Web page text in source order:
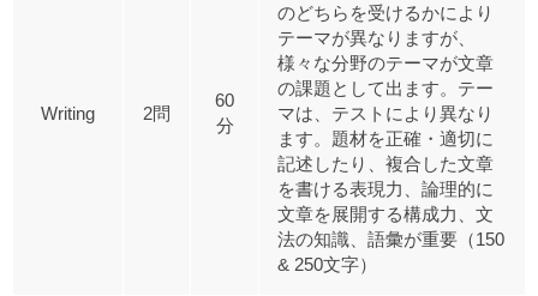
Writing 2問
60
分
のどちらを受けるかにより
テーマが異なりますが、
様々な分野のテーマが文章
の課題として出ます。テー
マは、テストにより異なり
ます。題材を正確・適切に
記述したり、複合した文章
を書ける表現力、論理的に
文章を展開する構成力、文
法の知識、語彙が重要（150
& 250文字）